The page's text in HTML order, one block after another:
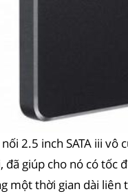
2.5 inch SATA iii
giúp cho nó có
một thời gian dài liên